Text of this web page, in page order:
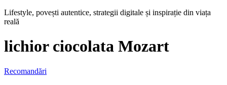
Lifestyle, povești autentice, strategii digitale și inspirație din viața
reală
lichior ciocolata Mozart
Recomandări